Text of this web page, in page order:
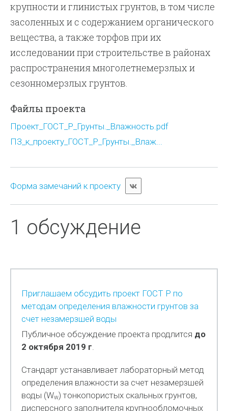
крупности и глинистых грунтов, в том числе
засоленных и с содержанием органического
вещества, а также торфов при их
исследовании при строительстве в районах
распространения многолетнемерзлых и
сезонномерзлых грунтов.
Файлы проекта
Проект_ГОСТ_Р_Грунты._Влажность.pdf
ПЗ_к_проекту_ГОСТ_Р_Грунты._Влаж...
Форма замечаний к проекту
1 обсуждение
Приглашаем обсудить проект ГОСТ Р по
методам определения влажности грунтов за
счет незамерзшей воды
Публичное обсуждение проекта продлится до
2 октября 2019 г.
Стандарт устанавливает лабораторный метод
определения влажности за счет незамерзшей
воды (Ww) тонкопористых скальных грунтов,
дисперсного заполнителя крупнообломочных